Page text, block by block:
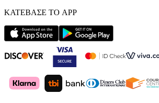
ΚΑΤΕΒΑΣΕ ΤΟ APP